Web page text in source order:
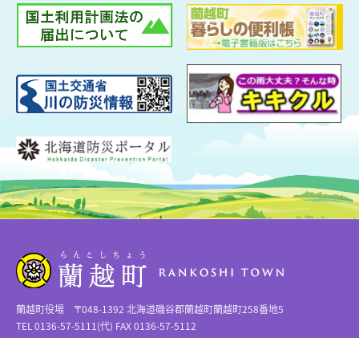
蘭越町役場 〒048-1392 北海道磯谷郡蘭越町蘭越町258番地5
TEL 0136-57-5111(代) FAX 0136-57-5112